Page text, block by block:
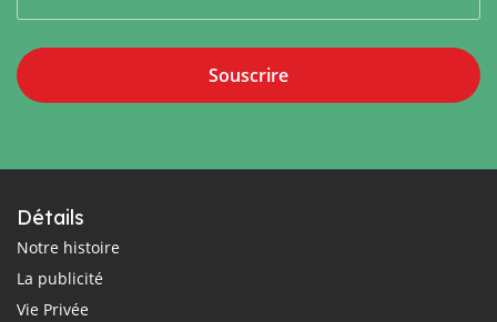
Souscrire
Détails
Notre histoire
La publicité
Vie Privée